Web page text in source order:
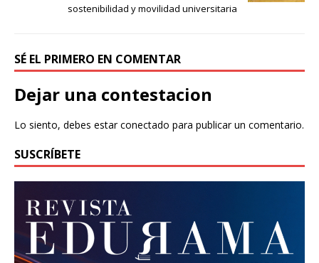
sostenibilidad y movilidad universitaria
SÉ EL PRIMERO EN COMENTAR
Dejar una contestacion
Lo siento, debes estarconectado para publicar un comentario.
SUSCRÍBETE